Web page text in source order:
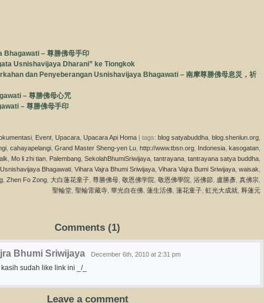
– 尊勝佛母手印
Usnishavijaya Dharani” ke Tiongkok
dan Penyeberangan Usnishavijaya Bhagawati – 南摩尊勝佛母息災，祈
– 尊勝佛母心咒
– 尊勝佛母手印
Event Upacara Upacara Api Homa | tags: blog satyabuddha blog.shenlun.org
cahayapelangi Grand Master Sheng-yen Lu http://www.tbsn.org Indonesia kasogatan
Mo li zhi tian Palembang SekolahBhumiSriwijaya tantrayana tantrayana satya buddha
Usnishavijaya Bhagawati Vihara Vajra Bhumi Sriwijaya Vihara Vajra Bumi Sriwijaya waisak
Zhen Fo Zong 大白蓮花童子 尊勝佛母 敬恩佛学院 敬恩佛學院 浴佛節 盧勝彥 真佛宗
聖輪堂 聖輪雷藏寺 華光自在佛 蓮生活佛 蓮花童子 虹光大成就 释蓮元
Comments (1)
Bhumi Sriwijaya December 6th, 2010 at 2:31 pm
sudah like link ini _/_
Leave a comment